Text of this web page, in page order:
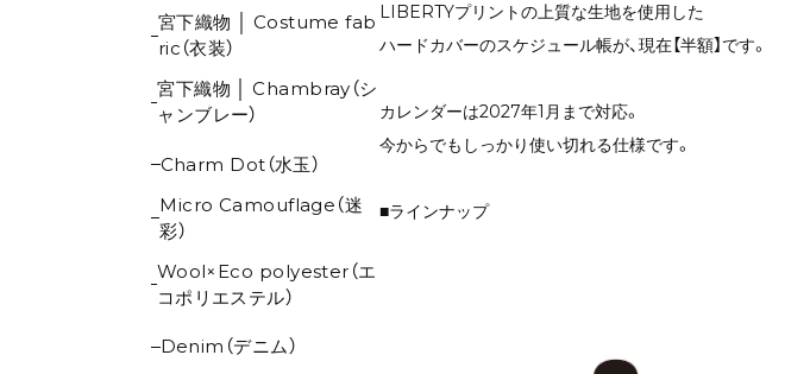
宮下織物 │ Costume fab
ric（衣装）
宮下織物 │ Chambray（シ
ャンブレー）
Charm Dot（水玉）
Micro Camouflage（迷
彩）
Wool×Eco polyester（エ
コポリエステル）
Denim（デニム）
LIBERTYプリントの上質な生地を使用した
ハードカバーのスケジュール帳が、現在【半額】です。
カレンダーは2027年1月まで対応。
今からでもしっかり使い切れる仕様です。
■ラインナップ